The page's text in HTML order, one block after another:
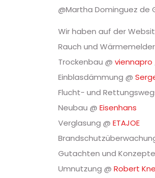
@Martha Dominguez de
Wir haben auf der
Rauch und
Trockenbau @ viennapro
Einblasdämmung @
Flucht- und
Neubau @ Eisenhans
Verglasung @ ETAJOE
Gutachten und
Umnutzung @ Robert